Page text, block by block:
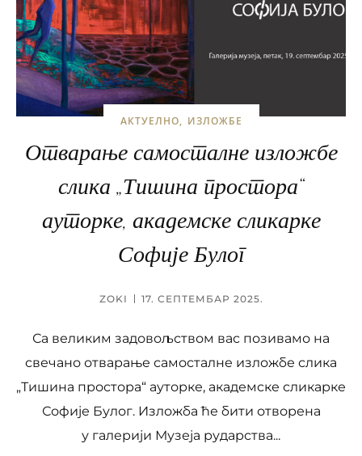
АКТУЕЛНО ИЗЛОЖБЕ
Отварање самосталне изложбе
слика „Тишина простора“
ауторке, академске сликарке
Софије Булог
ZOKI 17. СЕПТЕМБАР 2025.
Са великим задовољством вас позивамо на
свечано отварање самосталне изложбе слика
„Тишина простора“ ауторке, академске сликарке
Софије Булог. Изложба ће бити отворена
у галерији Музеја рударства...